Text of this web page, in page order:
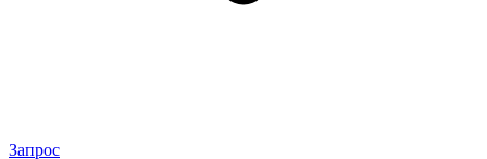
Запрос